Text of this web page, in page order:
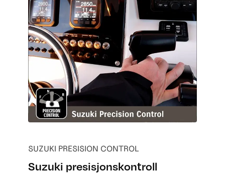
SUZUKI PRESISION CONTROL
Suzuki presisjonskontroll